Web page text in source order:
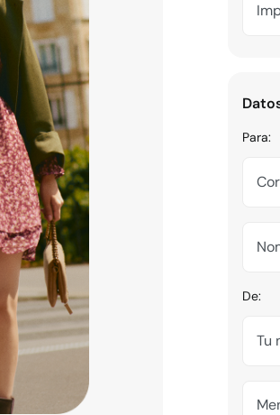
Para:
De:
Tu